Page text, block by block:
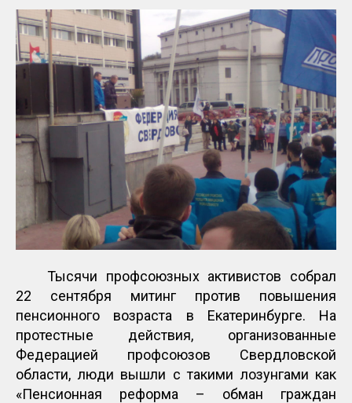
Тысячи профсоюзных активистов собрал
22 сентября митинг против повышения
пенсионного возраста в Екатеринбурге. На
протестные действия, организованные
Федерацией профсоюзов Свердловской
области, люди вышли с такими лозунгами как
«Пенсионная реформа – обман граждан